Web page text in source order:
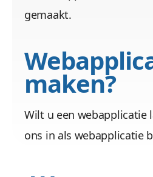
gemaakt.
maken?
Wilt u een webapplicatie
ons in als webapplicatie